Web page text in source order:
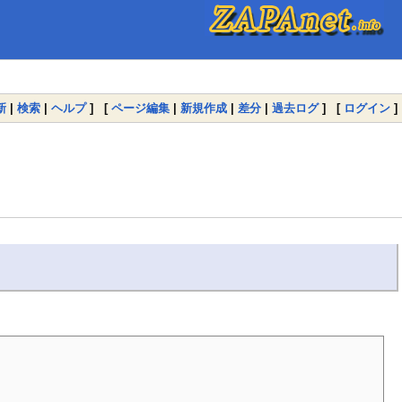
| 検索 | ヘルプ] [ ページ編集 | 新規作成 | 差分 | 過去ログ] [ ログイン ]